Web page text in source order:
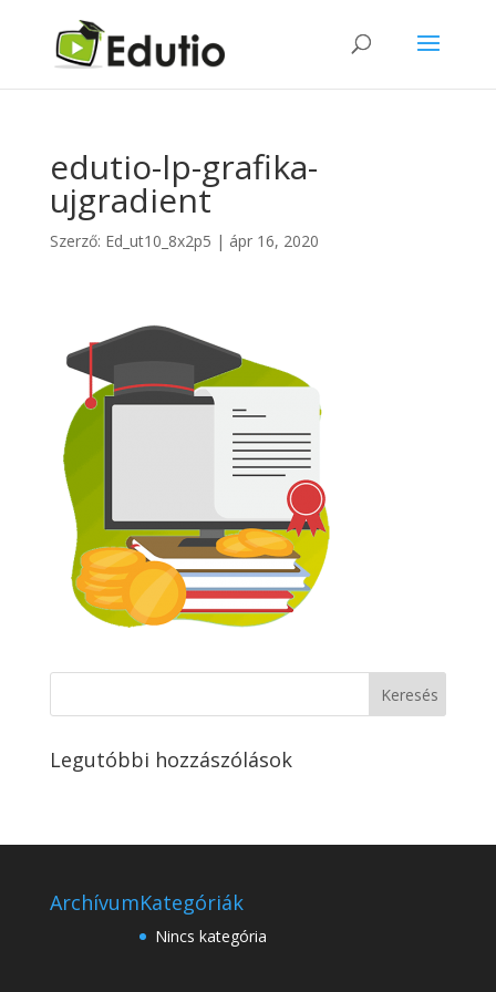
edutio-lp-grafika-
ujgradient
Szerző: Ed_ut10_8x2p5 | ápr 16, 2020
Legutóbbi hozzászólások
ArchívumKategóriák
Nincs kategória